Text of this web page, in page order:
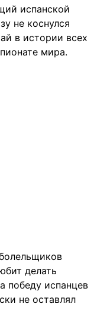
испанской
не коснулся
в истории всех
мира.
делать
победу испанцев
не оставлял